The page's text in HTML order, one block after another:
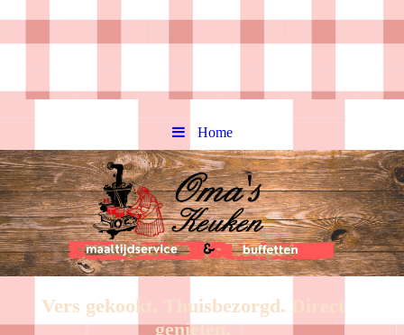
Home
Vers gekookt. Thuisbezorgd. Direct
genieten.